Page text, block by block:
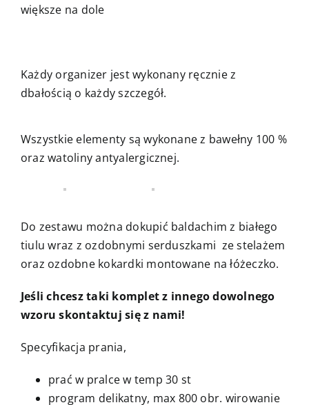
większe na dole
Każdy organizer jest wykonany ręcznie z
dbałością o każdy szczegół.
Wszystkie elementy są wykonane z bawełny 100 %
oraz watoliny antyalergicznej.
Do zestawu można dokupić baldachim z białego
tiulu wraz z ozdobnymi serduszkami ze stelażem
oraz ozdobne kokardki montowane na łóżeczko.
Jeśli chcesz taki komplet z innego dowolnego
wzoru skontaktuj się z nami!
Specyfikacja prania,
prać w pralce w temp 30 st
program delikatny, max 800 obr. wirowanie